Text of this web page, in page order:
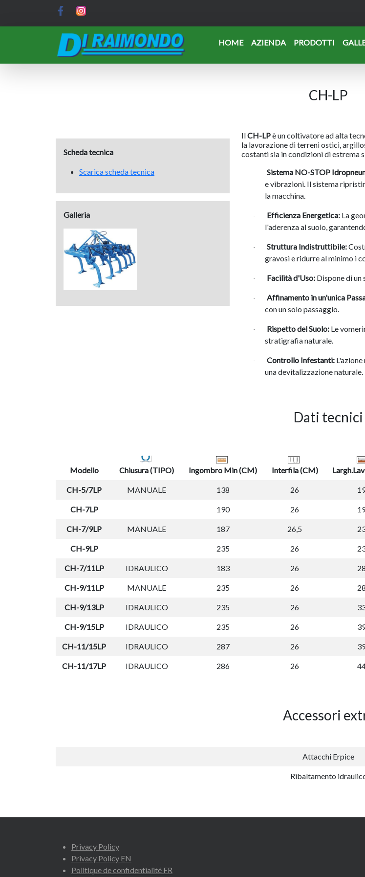
HOME AZIENDA PRODOTTI
CH-LP
Scheda tecnica
Scarica scheda tecnica
Galleria
IlCH-LPè un coltivatore ad alta
la lavorazione di terreni ostici,
costanti sia in condizioni di estrema
· Sistema NO-STOP
e vibrazioni. Il sistema
la macchina.
· Efficienza Energetica: La
l'aderenza al suolo,
· Struttura Indistruttibile:
gravosi e ridurre al minimo i
· Facilità d'Uso: Dispone di
· Affinamento in un'unica
con un solo passaggio.
· Rispetto del Suolo: Le
stratigrafia naturale.
· Controllo Infestanti:
una devitalizzazione naturale.
Dati tecnici
Modello Chiusura (TIPO) Ingombro Min (CM) Interfila (CM)
CH-5/7LP MANUALE 138 26
CH-7LP 190 26
CH-7/9LP MANUALE 187 26,5
CH-9LP 235 26
CH-7/11LP IDRAULICO 183 26
CH-9/11LP MANUALE 235 26
CH-9/13LP IDRAULICO 235 26
CH-9/15LP IDRAULICO 235 26
CH-11/15LP IDRAULICO 287 26
CH-11/17LP IDRAULICO 286 26
Accessori
Attacchi Erpice
Ribaltamento
Privacy Policy
Privacy Policy EN
Politique de confidentialité FR